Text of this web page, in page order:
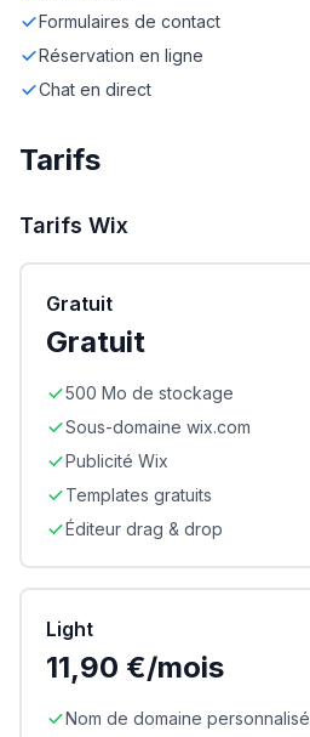
Formulaires de contact
Réservation en ligne
Chat en direct
Tarifs
Tarifs Wix
Gratuit
Gratuit
500 Mo de stockage
Sous-domaine wix.com
Publicité Wix
Templates gratuits
Éditeur drag & drop
Light
11,90 €/mois
Nom de domaine personnalisé